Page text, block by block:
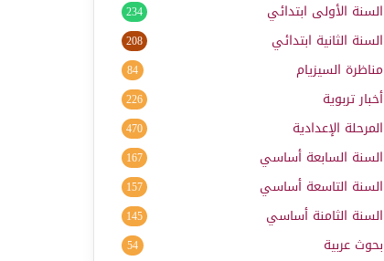
السنة الأولى ابتدائي 234
السنة الثانية ابتدائي 208
مناظرة السيزيام 84
أخبار تربوية 226
المرحلة الإعدادية 470
السنة السابعة أساسي 167
السنة التاسعة أساسي 157
السنة الثامنة أساسي 145
بحوث عربية 54